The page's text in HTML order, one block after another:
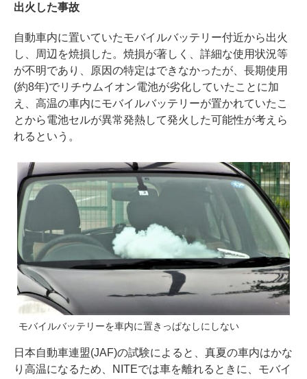
出火した事故
自動車内に置いていたモバイルバッテリー付近から出火
し、周辺を焼損した。焼損が著しく、詳細な使用状況等
が不明であり、原因の特定はできなかったが、長期使用
(約8年)でリチウムイオン電池が劣化していたことに加
え、高温の車内にモバイルバッテリーが置かれていたこ
とから電池セルが異常発熱して発火した可能性が考えら
れるという。
モバイルバッテリーを車内に置きっぱなしにしない
日本自動車連盟(JAF)の試験によると、真夏の車内はかな
り高温になるため、NITEでは車を離れるときに、モバイ